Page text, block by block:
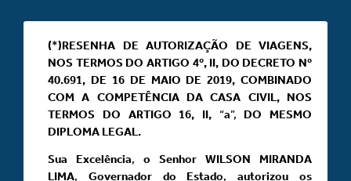
(*)RESENHA DE AUTORIZAÇÃO DE VIAGENS,
NOS TERMOS DO ARTIGO 4º, II, DO DECRETO Nº
40.691, DE 16 DE MAIO DE 2019, COMBINADO
COM A COMPETÊNCIA DA CASA CIVIL, NOS
TERMOS DO ARTIGO 16, II, “a”, DO MESMO
DIPLOMA LEGAL.
Sua Excelência,o Senhor WILSON MIRANDA
LIMA, Governador do Estado,autorizou os